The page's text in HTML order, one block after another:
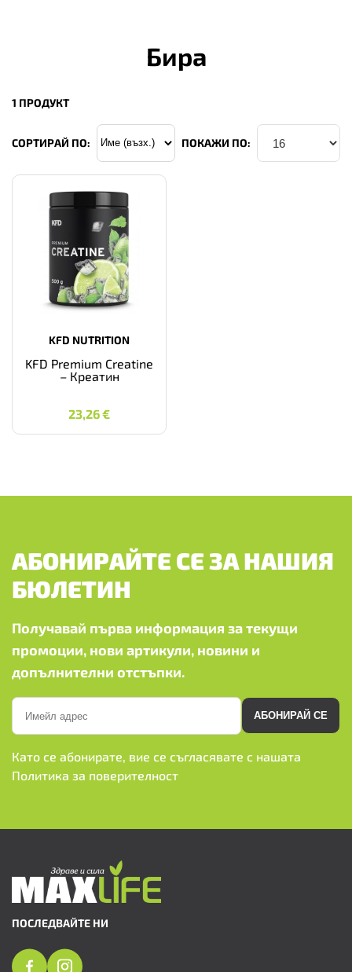
Бира
1 ПРОДУКТ
СОРТИРАЙ ПО: ПОКАЖИ ПО:
KFD NUTRITION
KFD Premium Creatine
– Креатин
23,26€
23,26
АБОНИРАЙТЕ СЕ ЗА НАШИЯ
БЮЛЕТИН
Получавай първа информация за текущи
промоции, нови артикули, новини и
допълнителни отстъпки.
АБОНИРАЙ СЕ
Като се абонирате, вие се съгласявате с нашата
Политика за поверителност
ПОСЛЕДВАЙТЕ НИ